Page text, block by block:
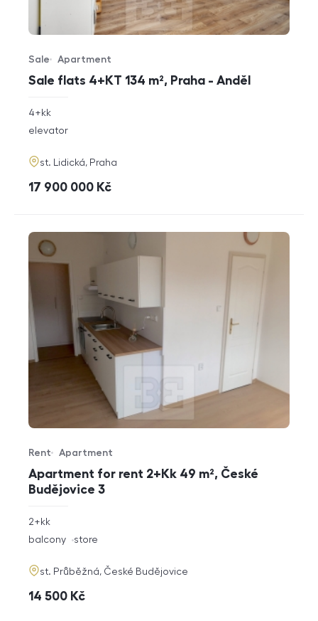
Sale flats 4+KT 134 m², Praha - Anděl
Offer type
Sale
Property type
Apartment
rozměry
disposition
4+kk
funkce
elevator
adresa
st. Lidická, Praha
cena
17 900 000 Kč
Apartment for rent 2+Kk 49 m², České
Budějovice 3
Offer type
Rent
Property type
Apartment
rozměry
disposition
2+kk
funkce
balcony store
adresa
st. Průběžná, České Budějovice
cena
14 500 Kč